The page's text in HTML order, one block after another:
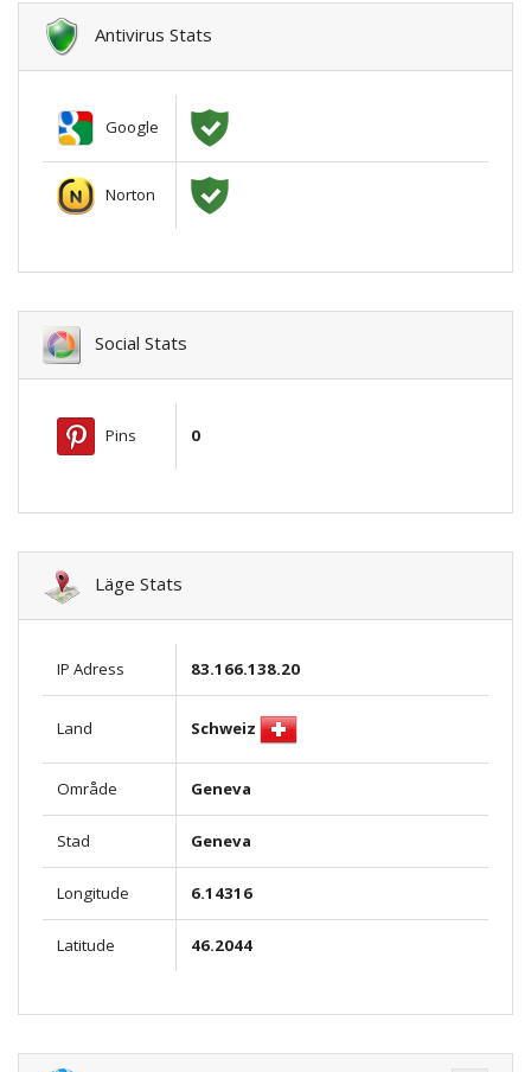
Antivirus Stats
Google
Norton
Social Stats
Pins 0
Läge Stats
IP Adress 83.166.138.20
Land Schweiz
Område Geneva
Stad Geneva
Longitude 6.14316
Latitude 46.2044